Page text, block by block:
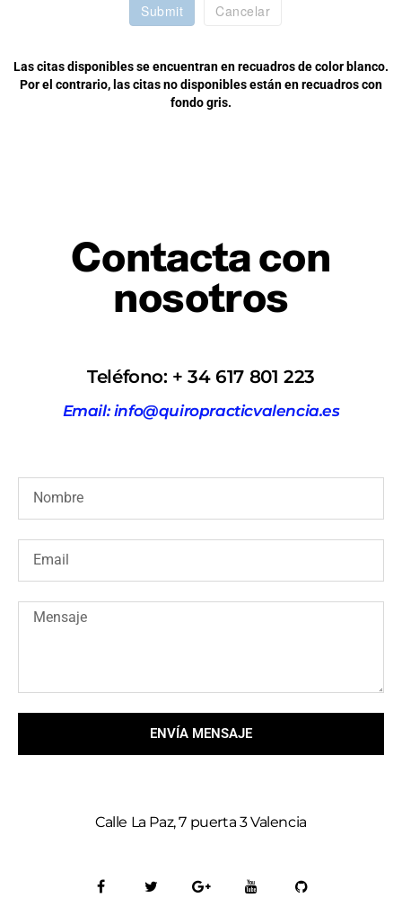
Submit Cancelar
Las citas disponibles se encuentran en recuadros de color blanco.
Por el contrario, las citas no disponibles están en recuadros con
fondo gris.
Contacta con
nosotros
Teléfono: + 34 617 801 223
Email: info@quiropracticvalencia.es
ENVÍA MENSAJE
Calle La Paz, 7 puerta 3 Valencia